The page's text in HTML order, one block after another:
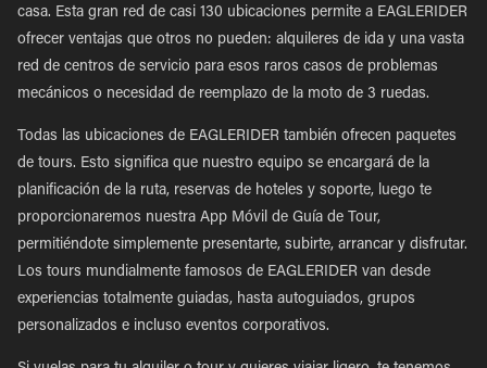
casa. Esta gran red de casi 130 ubicaciones permite a EAGLERIDER
ofrecer ventajas que otros no pueden: alquileres de ida y una vasta
red de centros de servicio para esos raros casos de problemas
mecánicos o necesidad de reemplazo de la moto de 3 ruedas.
Todas las ubicaciones de EAGLERIDER también ofrecen paquetes
de tours. Esto significa que nuestro equipo se encargará de la
planificación de la ruta, reservas de hoteles y soporte, luego te
proporcionaremos nuestra App Móvil de Guía de Tour,
permitiéndote simplemente presentarte, subirte, arrancar y disfrutar.
Los tours mundialmente famosos de EAGLERIDER van desde
experiencias totalmente guiadas, hasta autoguiados, grupos
personalizados e incluso eventos corporativos.